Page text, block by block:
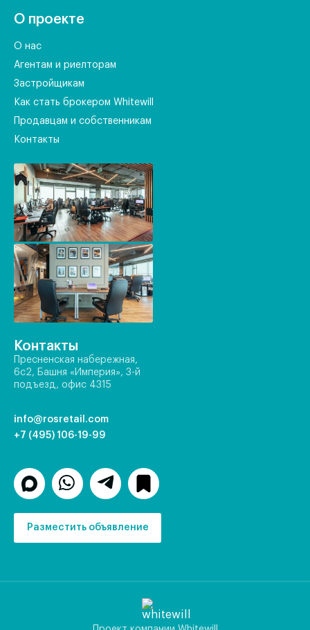
О проекте
О нас
Агентам и риелторам
Застройщикам
Как стать брокером Whitewill
Продавцам и собственникам
Контакты
Контакты
Пресненская набережная,
6с2, Башня «Империя», 3-й
подъезд, офис 4315
info@rosretail.com
+7 (495) 106-19-99
Разместить объявление